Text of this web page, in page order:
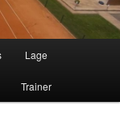
Lage
Trainer